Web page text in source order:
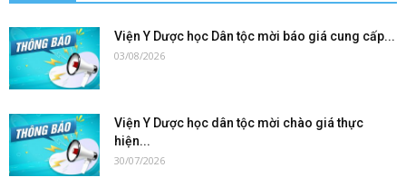
Viện Y Dược học Dân tộc mời báo giá cung cấp...
03/08/2026
Viện Y Dược học dân tộc mời chào giá thực
hiện...
30/07/2026